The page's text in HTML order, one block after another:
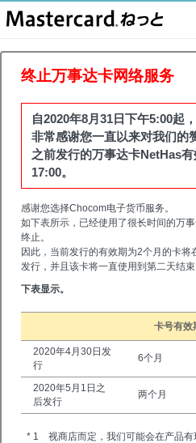
终止万事达卡网络服务
自2020年8月31日下午5:00起
非常感谢您一直以来对我们的
之前发行的万事达卡NetHas有
17:00。
感谢您选择Chocom电子货币服务。
如下表所示，已经使用了很长时间的万
终止。
因此，当前发行的有效期为2个月的卡
发行，并且该卡将一直使用到第二天结
下表显示。
卡号有效
2020年4月30日发
行
6个月
2020年5月1日之
后发行
两个月
* 1 视商店而定，我们可能会在产品有